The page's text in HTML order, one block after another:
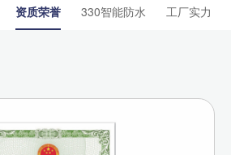
资质荣誉 330智能防水 工厂实力